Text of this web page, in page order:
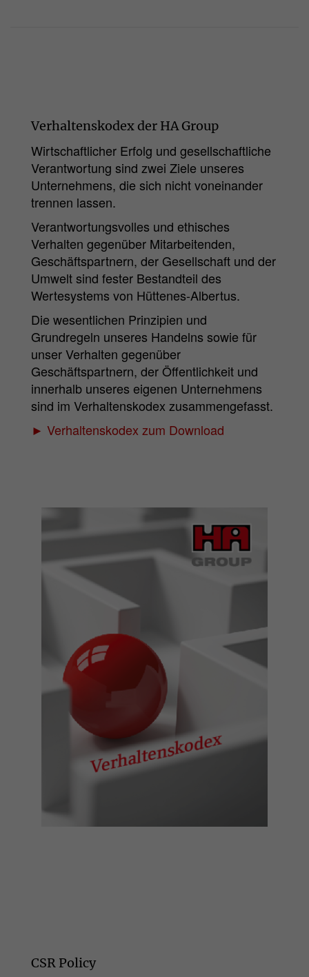
Verhaltenskodex der HA Group
Wirtschaftlicher Erfolg und gesellschaftliche
Verantwortung sind zwei Ziele unseres
Unternehmens, die sich nicht voneinander
trennen lassen.
Verantwortungsvolles und ethisches
Verhalten gegenüber Mitarbeitenden,
Geschäftspartnern, der Gesellschaft und der
Umwelt sind fester Bestandteil des
Wertesystems von Hüttenes-Albertus.
Die wesentlichen Prinzipien und
Grundregeln unseres Handelns sowie für
unser Verhalten gegenüber
Geschäftspartnern, der Öffentlichkeit und
innerhalb unseres eigenen Unternehmens
sind im Verhaltenskodex zusammengefasst.
► Verhaltenskodex zum Download
CSR Policy